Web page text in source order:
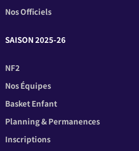
Nos Officiels
SAISON 2025-26
NF2
Nos Équipes
Basket Enfant
Planning & Permanences
Inscriptions